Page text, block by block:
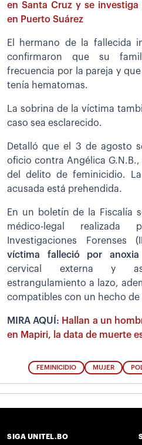
en Santa Cruz y se
en Puerto Suárez
El hermano de la fallecida
confirmaron que su
frecuencia por la pareja y
tenía hematomas.
La sobrina de la víctima
caso sea esclarecido.
Detalló que el 3 de agosto
oficio contra Angélica
del delito de feminicidio.
acusada está prehendida.
En un boletín de la Fiscalía
médico-legal
Investigaciones Forenses
víctima falleció por anoxia
cervical externa y
estrangulamiento a lazo,
compatibles con un hecho de
MIRA AQUÍ: Hallan a un
en Mapiri, la data de muerte
FEMINICIDIO MUJER
SIGA UNITEL.BO